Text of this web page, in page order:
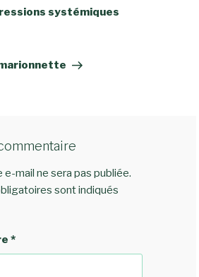
systémiques
mail ne sera pas publiée.
sont indiqués
*